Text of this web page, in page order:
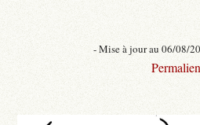
- Mise à jour au 06/08/
Permalien